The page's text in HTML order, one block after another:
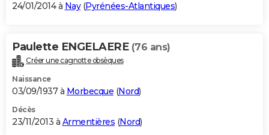
24/01/2014 à Nay(Pyrénées-Atlantiques)
Paulette ENGELAERE (76 ans)
Créer une cagnotte obsèques
Naissance
03/09/1937 à Morbecque (Nord)
Décès
23/11/2013 à Armentières (Nord)